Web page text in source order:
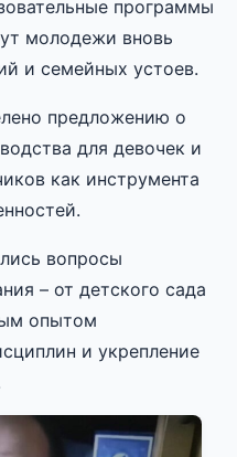
программы
молодежи вновь
и семейных устоев.
предложению о
для девочек и
как инструмента
вопросы
– от детского сада
опытом
и укрепление